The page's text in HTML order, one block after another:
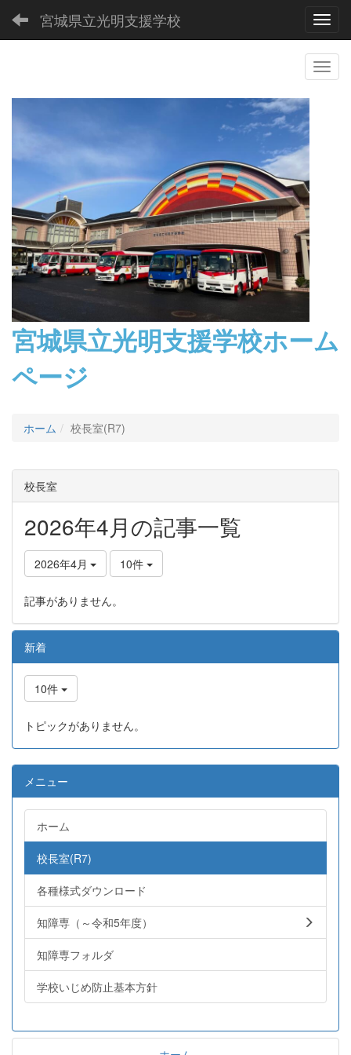
宮城県立光明支援学校
宮城県立光明支援学校ホーム
ページ
ホーム 校長室(R7)
校長室
2026年4月の記事一覧
2026年4月 10件
記事がありません。
新着
10件
トピックがありません。
メニュー
ホーム
校長室(R7)
各種様式ダウンロード
知障専（～令和5年度）
知障専フォルダ
学校いじめ防止基本方針